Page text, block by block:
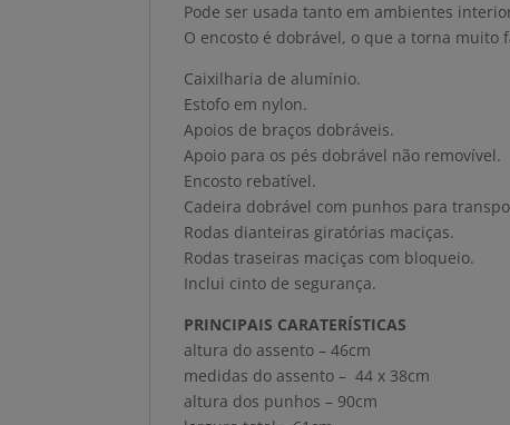
Pode ser usada tanto em ambientes
O encosto é dobrável, o que a torna muito
Caixilharia de alumínio.
Estofo em nylon.
Apoios de braços dobráveis.
Apoio para os pés dobrável não removível.
Encosto rebatível.
Cadeira dobrável com punhos para
Rodas dianteiras giratórias maciças.
Rodas traseiras maciças com bloqueio.
Inclui cinto de segurança.
PRINCIPAIS CARATERÍSTICAS
altura do assento – 46cm
medidas do assento – 44 x 38cm
altura dos punhos – 90cm